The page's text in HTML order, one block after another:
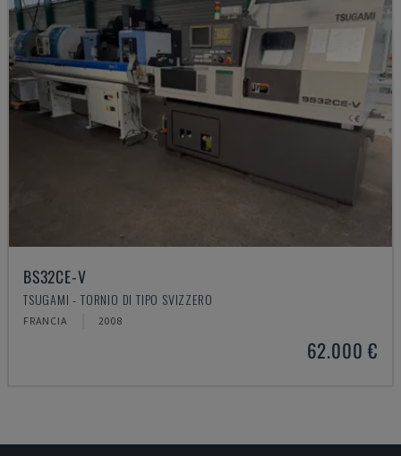
BS32CE-V
TSUGAMI - TORNIO DI TIPO SVIZZERO
FRANCIA 2008
62.000 €